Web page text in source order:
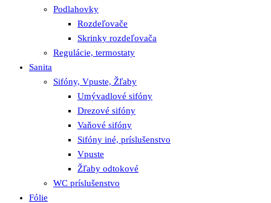
Podlahovky
Rozdeľovače
Skrinky rozdeľovača
Regulácie, termostaty
Sanita
Sifóny, Vpuste, Žľaby
Umývadlové sifóny
Drezové sifóny
Vaňové sifóny
Sifóny iné, príslušenstvo
Vpuste
Žľaby odtokové
WC príslušenstvo
Fólie